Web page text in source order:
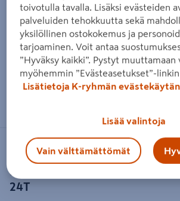
Zoomaa kuvaa sormilla
Pyörösahanterä Tamo
24T
TAMO
toivotulla tavalla. Lisäksi evästeiden
palveluiden tehokkuutta sekä
yksilöllinen ostokokemus ja
tarjoaminen. Voit antaa
”Hyväksy kaikki”. Pystyt muuttamaan
myöhemmin ”Evästeasetukset”-
Lisätietoja K-ryhmän
Lisää valintoja
Vain välttämättömät